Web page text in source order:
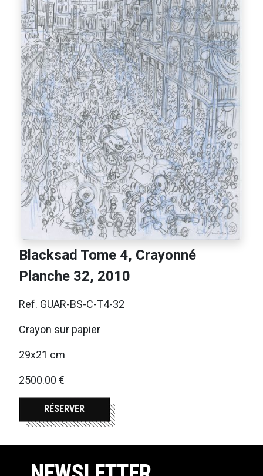
Blacksad Tome 4, Crayonné
Planche 32, 2010
Ref. GUAR-BS-C-T4-32
Crayon sur papier
29x21 cm
2500.00 €
RÉSERVER